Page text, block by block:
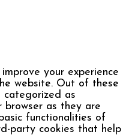
your experience
website. Out of these
categorized as
browser as they are
functionalities of
party cookies that help